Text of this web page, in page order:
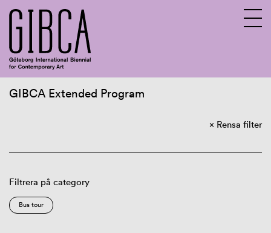
Extended program
GIBCA Extended Program
Rensa filter
Filtrera på category
Bus tour